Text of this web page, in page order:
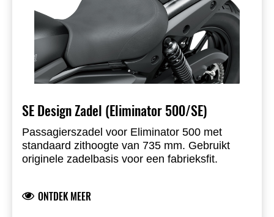
SE Design Zadel (Eliminator 500/SE)
Passagierszadel voor Eliminator 500 met
standaard zithoogte van 735 mm. Gebruikt
originele zadelbasis voor een fabrieksfit.
ONTDEK MEER